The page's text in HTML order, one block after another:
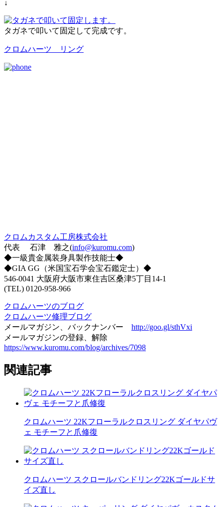
↓
タガネで叩いて固定して完成です。
クロムハーツ リング
クロムカスタム工房株式会社
代表 石津 雅之(info@kuromu.com)
◆一級貴金属装身具製作技能士◆
◆GIA GG（米国宝石学会宝石鑑定士）◆
546-0041 大阪府大阪市東住吉区桑津5丁目14-1
(TEL) 0120-958-966
クロムハーツのブログ
クロムハーツ修理ブログ
メールマガジン、バックナンバー http://goo.gl/sthVxi
メールマガジンの登録、解除
https://www.kuromu.com/blog/archives/7098
関連記事
クロムハーツ 22Kフローラルクロスリング ダイヤパヴ
ェ モチーフと爪修復
クロムハーツ スクロールバンドリング22Kゴールドサ
イズ直し